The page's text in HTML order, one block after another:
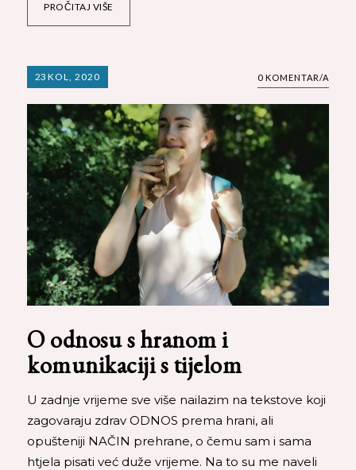
PROČITAJ VIŠE
23 KOL, 2020 0 KOMENTAR/A
O odnosu s hranom i
komunikaciji s tijelom
U zadnje vrijeme sve više nailazim na tekstove koji
zagovaraju zdrav ODNOS prema hrani, ali
opušteniji NAČIN prehrane, o čemu sam i sama
htjela pisati već duže vrijeme. Na to su me naveli